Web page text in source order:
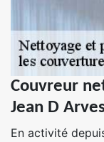
Couvreur
Jean D
En activité